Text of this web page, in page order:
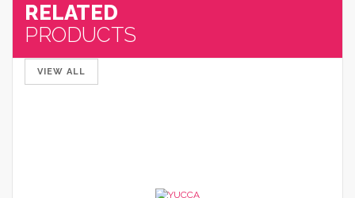
RELATED
PRODUCTS
VIEW ALL